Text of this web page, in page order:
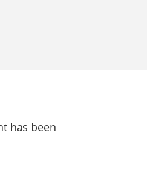
has been